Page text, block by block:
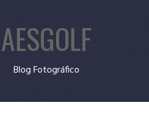
AESGOLF
Blog Fotográfico